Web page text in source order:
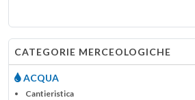
CATEGORIE MERCEOLOGICHE
ACQUA
Cantieristica